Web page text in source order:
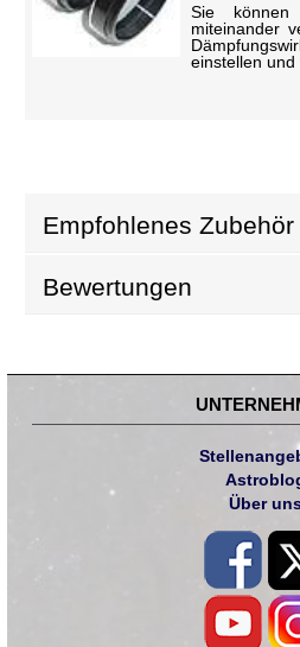
Sie können
miteinander
einstellen und
Empfohlenes Zubehör
Bewertungen
Über uns